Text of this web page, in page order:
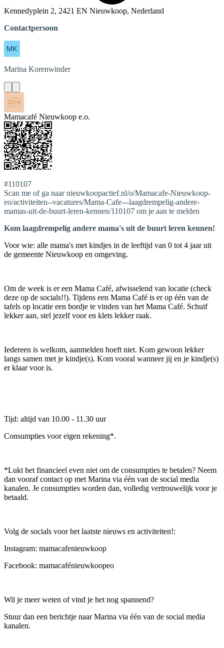
Kennedyplein 2, 2421 EN Nieuwkoop, Nederland
Contactpersoon
Marina Korenwinder
Mamacafé Nieuwkoop e.o.
#110107
Scan me of ga naar nieuwkoopactief.nl/o/Mamacafe-Nieuwkoop-
eo/activiteiten--vacatures/Mama-Cafe---laagdrempelig-andere-
mamas-uit-de-buurt-leren-kennen/110107 om je aan te melden
Kom laagdrempelig andere mama's uit de buurt leren kennen!
Voor wie: alle mama's met kindjes in de leeftijd van 0 tot 4 jaar uit
de gemeente Nieuwkoop en omgeving.
Om de week is er een Mama Café, afwisselend van locatie (check
deze op de socials!!). Tijdens een Mama Café is er op één van de
tafels op locatie een bordje te vinden van het Mama Café. Schuif
lekker aan, stel jezelf voor en klets lekker raak.
Iedereen is welkom, aanmelden hoeft niet. Kom gewoon lekker
langs samen met je kindje(s). Kom vooral wanneer jij en je kindje(s)
er klaar voor is.
Tijd: altijd van 10.00 - 11.30 uur
Consumpties voor eigen rekening*.
*Lukt het financieel even niet om de consumpties te betalen? Neem
dan vooraf contact op met Marina via één van de social media
kanalen. Je consumpties worden dan, volledig vertrouwelijk voor je
betaald.
Volg de socials voor het laatste nieuws en activiteiten!:
Instagram: mamacafenieuwkoop
Facebook: mamacafénieuwkoopeo
Wil je meer weten of vind je het nog spannend?
Stuur dan een berichtje naar Marina via één van de social media
kanalen.